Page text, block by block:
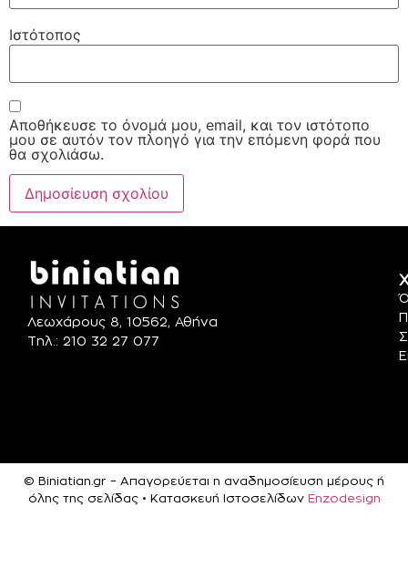
Ιστότοπος
Αποθήκευσε το όνομά μου, email, και τον ιστότοπο
μου σε αυτόν τον πλοηγό για την επόμενη φορά που
θα σχολιάσω.
Λεωχάρους 8, 10562, Αθήνα
Τηλ.: 210 32 27 077
© Biniatian.gr – Απαγορεύεται η αναδημοσίευση μέρους ή
όλης της σελίδας • Κατασκευή Ιστοσελίδων Enzodesign